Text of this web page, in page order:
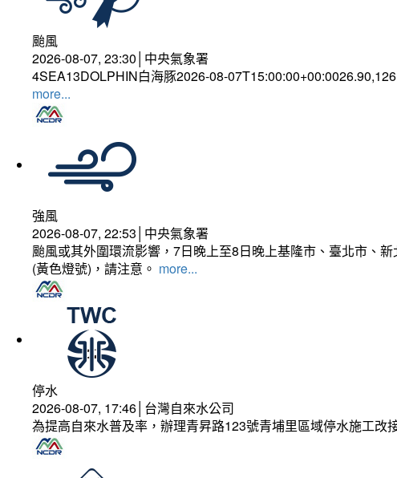
颱風
2026-08-07, 23:30│中央氣象署
4SEA13DOLPHIN白海豚2026-08-
more...
強風
2026-08-07, 22:53│中央氣象署
颱風或其外圍環流影響，7日晚上至8日晚上基隆市、臺北市、
(黃色燈號)，請注意。 more...
停水
2026-08-07, 17:46│台灣自來水公司
為提高自來水普及率，辦理青昇路123號青埔里區域停水施工改